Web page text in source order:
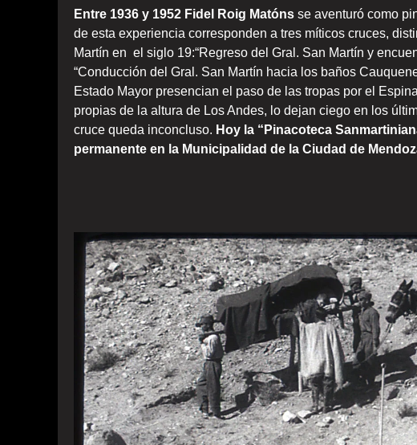
Entre 1936 y 1952 Fidel Roig Matóns se aventuró como
de esta experiencia corresponden a tres míticos cruces,
Martín en el siglo 19:“Regreso del Gral. San Martín y
“Conducción del Gral. San Martín hacia los baños
Estado Mayor presencian el paso de las tropas por el
propias de la altura de Los Andes, lo dejan ciego en los
cruce queda inconcluso. Hoy la “Pinacoteca
permanente en la Municipalidad de la Ciudad de